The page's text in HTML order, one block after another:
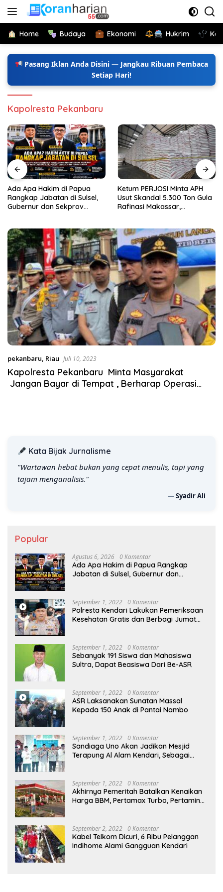
Langsung
Home Budaya Ekonomi Hukrim
Pasang Iklan Anda Disini — Jangkau Ribuan Pembaca
Setiap Hari!
Kapolresta Pekanbaru
Ada Apa Hakim di Papua
Rangkap Jabatan di Sulsel,
Gubernur dan Sekprov
Ketum PERJOSI Minta APH
Usut Skandal 5.300 Ton Gula
Rafinasi Makassar,
pekanbaru, Riau Juli 10, 2023
Kapolresta Pekanbaru Minta Masyarakat
Jangan Bayar di Tempat , Berharap Operasi
Kata Bijak Jurnalisme
"Setiap tulisan wartawan adalah jejak sejarah yang
abadi."
—Syadir Ali
Popular
Agustus 6, 2026 0 Komentar
Ada Apa Hakim di Papua Rangkap
Jabatan di Sulsel, Gubernur dan
September 1, 2022 0 Komentar
Polresta Kendari Lakukan Pemeriksaan
Kesehatan Gratis dan Berbagi Jumat
September 1, 2022 0 Komentar
Sebanyak 191 Siswa dan Mahasiswa
Sultra, Dapat Beasiswa Dari Be-ASR
September 1, 2022 0 Komentar
ASR Laksanakan Sunatan Massal
Kepada 150 Anak di Pantai Nambo
September 1, 2022 0 Komentar
Sandiaga Uno Akan Jadikan Mesjid
Terapung Al Alam Kendari, Sebagai
September 1, 2022 0 Komentar
Akhirnya Pemeritah Batalkan Kenaikan
Harga BBM, Pertamax Turbo, Pertamina
September 2, 2022 0 Komentar
Kabel Telkom Dicuri, 6 Ribu Pelanggan
Indihome Alami Gangguan Kendari